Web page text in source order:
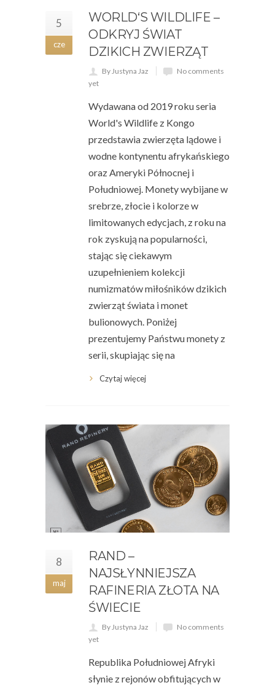
5
cze
WORLD‘S WILDLIFE –
ODKRYJ ŚWIAT
DZIKICH ZWIERZĄT
By Justyna Jaz
No comments
yet
Wydawana od 2019 roku seria
World's Wildlife z Kongo
przedstawia zwierzęta lądowe i
wodne kontynentu afrykańskiego
oraz Ameryki Północnej i
Południowej. Monety wybijane w
srebrze, złocie i kolorze w
limitowanych edycjach, z roku na
rok zyskują na popularności,
stając się ciekawym
uzupełnieniem kolekcji
numizmatów miłośników dzikich
zwierząt świata i monet
bulionowych. Poniżej
prezentujemy Państwu monety z
serii, skupiając się na
Czytaj więcej
8
maj
RAND –
NAJSŁYNNIEJSZA
RAFINERIA ZŁOTA NA
ŚWIECIE
By Justyna Jaz
No comments
yet
Republika Południowej Afryki
słynie z rejonów obfitujących w